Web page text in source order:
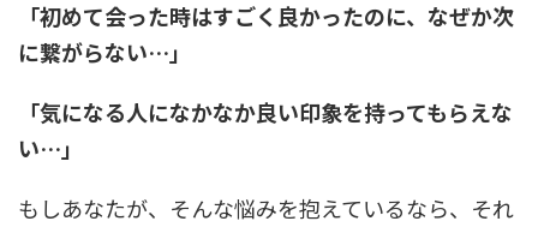
「初めて会った時はすごく良かったのに、なぜか次
に繋がらない…」
「気になる人になかなか良い印象を持ってもらえな
い…」
もしあなたが、そんな悩みを抱えているなら、それ